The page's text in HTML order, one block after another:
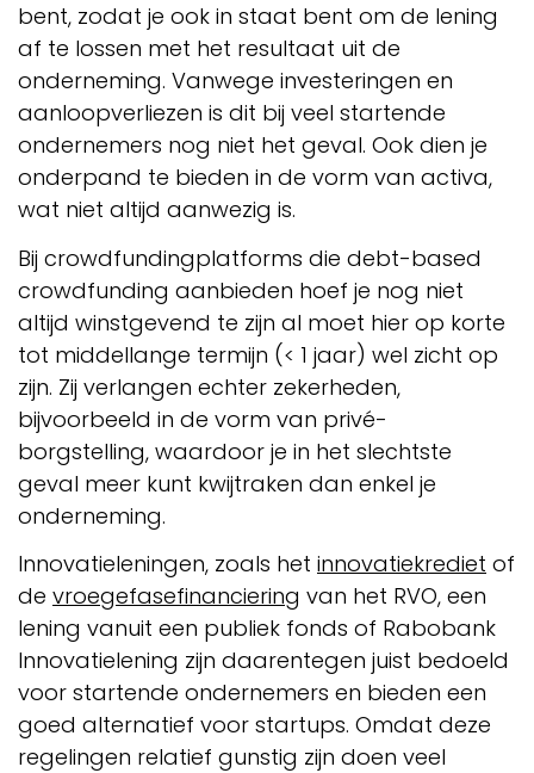
bent, zodat je ook in staat bent om de lening
af te lossen met het resultaat uit de
onderneming. Vanwege investeringen en
aanloopverliezen is dit bij veel startende
ondernemers nog niet het geval. Ook dien je
onderpand te bieden in de vorm van activa,
wat niet altijd aanwezig is.
Bij crowdfundingplatforms die debt-based
crowdfunding aanbieden hoef je nog niet
altijd winstgevend te zijn al moet hier op korte
tot middellange termijn (< 1 jaar) wel zicht op
zijn. Zij verlangen echter zekerheden,
bijvoorbeeld in de vorm van privé-
borgstelling, waardoor je in het slechtste
geval meer kunt kwijtraken dan enkel je
onderneming.
Innovatieleningen, zoals het innovatiekrediet of
de vroegefasefinanciering van het RVO, een
lening vanuit een publiek fonds of Rabobank
Innovatielening zijn daarentegen juist bedoeld
voor startende ondernemers en bieden een
goed alternatief voor startups. Omdat deze
regelingen relatief gunstig zijn doen veel